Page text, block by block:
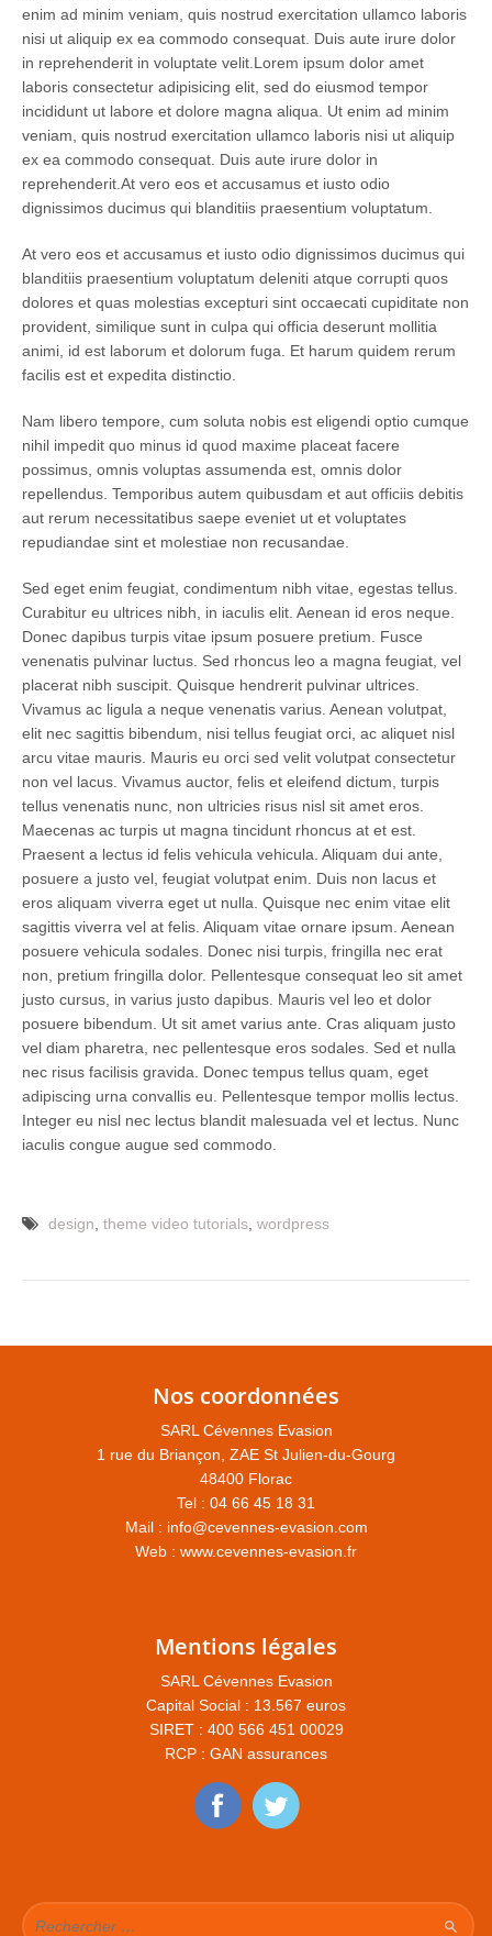
enim ad minim veniam, quis nostrud exercitation ullamco laboris
nisi ut aliquip ex ea commodo consequat. Duis aute irure dolor
in reprehenderit in voluptate velit.Lorem ipsum dolor amet
laboris consectetur adipisicing elit, sed do eiusmod tempor
incididunt ut labore et dolore magna aliqua. Ut enim ad minim
veniam, quis nostrud exercitation ullamco laboris nisi ut aliquip
ex ea commodo consequat. Duis aute irure dolor in
reprehenderit.At vero eos et accusamus et iusto odio
dignissimos ducimus qui blanditiis praesentium voluptatum.
At vero eos et accusamus et iusto odio dignissimos ducimus qui
blanditiis praesentium voluptatum deleniti atque corrupti quos
dolores et quas molestias excepturi sint occaecati cupiditate non
provident, similique sunt in culpa qui officia deserunt mollitia
animi, id est laborum et dolorum fuga. Et harum quidem rerum
facilis est et expedita distinctio.
Nam libero tempore, cum soluta nobis est eligendi optio cumque
nihil impedit quo minus id quod maxime placeat facere
possimus, omnis voluptas assumenda est, omnis dolor
repellendus. Temporibus autem quibusdam et aut officiis debitis
aut rerum necessitatibus saepe eveniet ut et voluptates
repudiandae sint et molestiae non recusandae.
Sed eget enim feugiat, condimentum nibh vitae, egestas tellus.
Curabitur eu ultrices nibh, in iaculis elit. Aenean id eros neque.
Donec dapibus turpis vitae ipsum posuere pretium. Fusce
venenatis pulvinar luctus. Sed rhoncus leo a magna feugiat, vel
placerat nibh suscipit. Quisque hendrerit pulvinar ultrices.
Vivamus ac ligula a neque venenatis varius. Aenean volutpat,
elit nec sagittis bibendum, nisi tellus feugiat orci, ac aliquet nisl
arcu vitae mauris. Mauris eu orci sed velit volutpat consectetur
non vel lacus. Vivamus auctor, felis et eleifend dictum, turpis
tellus venenatis nunc, non ultricies risus nisl sit amet eros.
Maecenas ac turpis ut magna tincidunt rhoncus at et est.
Praesent a lectus id felis vehicula vehicula. Aliquam dui ante,
posuere a justo vel, feugiat volutpat enim. Duis non lacus et
eros aliquam viverra eget ut nulla. Quisque nec enim vitae elit
sagittis viverra vel at felis. Aliquam vitae ornare ipsum. Aenean
posuere vehicula sodales. Donec nisi turpis, fringilla nec erat
non, pretium fringilla dolor. Pellentesque consequat leo sit amet
justo cursus, in varius justo dapibus. Mauris vel leo et dolor
posuere bibendum. Ut sit amet varius ante. Cras aliquam justo
vel diam pharetra, nec pellentesque eros sodales. Sed et nulla
nec risus facilisis gravida. Donec tempus tellus quam, eget
adipiscing urna convallis eu. Pellentesque tempor mollis lectus.
Integer eu nisl nec lectus blandit malesuada vel et lectus. Nunc
iaculis congue augue sed commodo.
design theme video tutorials wordpress
Nos coordonnées
SARL Cévennes Evasion
1 rue du Briançon, ZAE St Julien-du-Gourg
48400 Florac
Tel : 04 66 45 18 31
Mail : info@cevennes-evasion.com
Web : www.cevennes-evasion.fr
Mentions légales
SARL Cévennes Evasion
Capital Social : 13.567 euros
SIRET : 400 566 451 00029
RCP : GAN assurances